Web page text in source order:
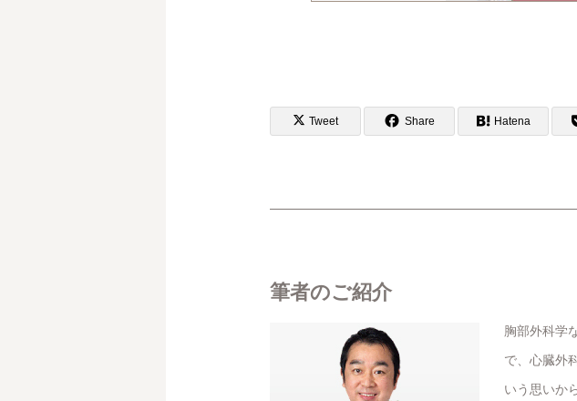
Tweet Share Hatena
筆者のご紹介
胸部外科学
で、心臓外
いう思いか